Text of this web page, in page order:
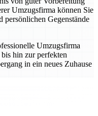
Umzugsfirma können Sie
persönlichen Gegenstände
Umzugsfirma
hin zur perfekten
in ein neues Zuhause